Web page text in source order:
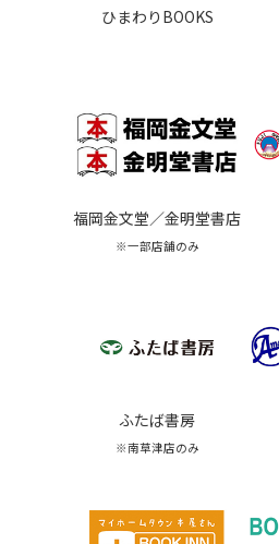
ひまわりBOOKS
福岡金文堂／金明堂書店
※一部店舗のみ
ふたば書房
※南草津店のみ